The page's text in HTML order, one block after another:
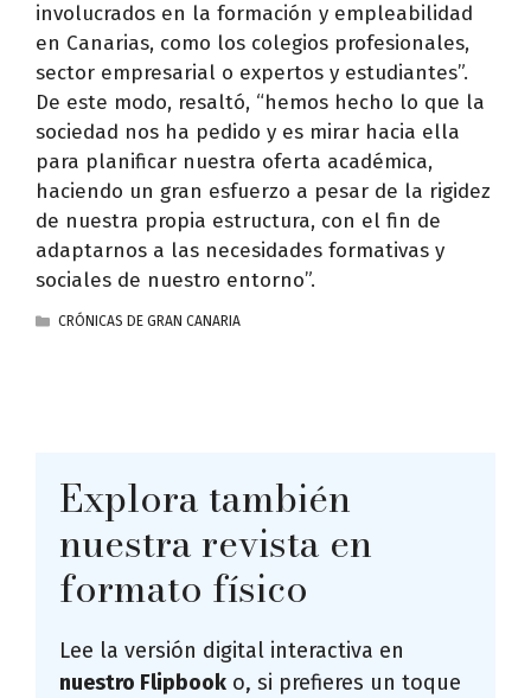
involucrados en la formación y empleabilidad
en Canarias, como los colegios profesionales,
sector empresarial o expertos y estudiantes”.
De este modo, resaltó, “hemos hecho lo que la
sociedad nos ha pedido y es mirar hacia ella
para planificar nuestra oferta académica,
haciendo un gran esfuerzo a pesar de la rigidez
de nuestra propia estructura, con el fin de
adaptarnos a las necesidades formativas y
sociales de nuestro entorno”.
CATEGORÍAS
CRÓNICAS DE GRAN CANARIA
Explora también
nuestra revista en
formato físico
Lee la versión digital interactiva en
nuestro Flipbook o, si prefieres un toque